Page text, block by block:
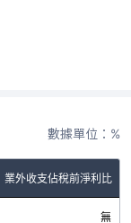
數據單位：%
業外收支佔稅前淨利比
無